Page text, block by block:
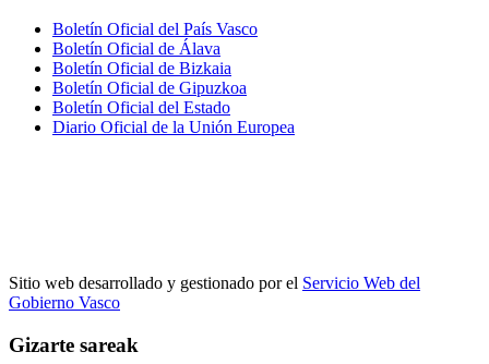
Boletín Oficial del País Vasco
Boletín Oficial de Álava
Boletín Oficial de Bizkaia
Boletín Oficial de Gipuzkoa
Boletín Oficial del Estado
Diario Oficial de la Unión Europea
Sitio web desarrollado y gestionado por el Servicio Web del
Gobierno Vasco
Gizarte sareak